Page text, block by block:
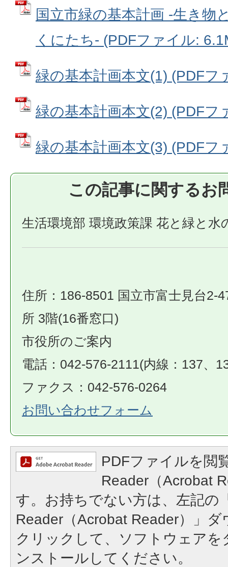
国立市緑の基本計画 -生き物
くにたち- (PDFファイル:
緑の基本計画本文(1) (PDFフ
緑の基本計画本文(2) (PDFフ
緑の基本計画本文(3) (PDFフ
この記事に関するお
生活環境部 環境政策課 花と緑と水
住所：186-8501 国立市富士見台2-
所 3階(16番窓口)
市役所のご案内
電話：042-576-2111(内線：137、
ファクス：042-576-0264
お問い合わせフォーム
PDFファイルを閲
Reader（Acrobat
す。お持ちでない方は、左記の
Reader（Acrobat Reader）」
クリックして、ソフトウェア
ンストールしてください。